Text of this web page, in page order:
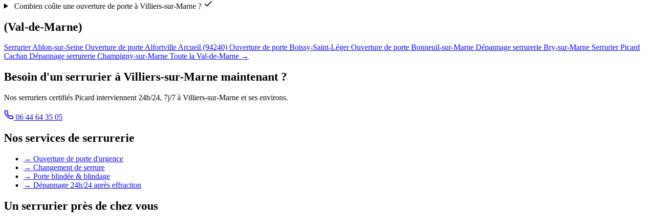
Combien coûte une ouverture de porte à Villiers-sur-Marne ?
(Val-de-Marne)
Serrurier Ablon-sur-Seine Ouverture de porte AlfortvilleArcueil (94240) Ouverture de porte Boissy-Saint-LégerOuverture de porte Bonneuil-sur-Marne Dépannage serrurerie Bry-sur-Marne Serrurier Picard
Cachan Dépannage serrurerie Champigny-sur-Marne Toute la Val-de-Marne →
Besoin d'un serrurier à Villiers-sur-Marne maintenant ?
Nos serruriers certifiés Picard interviennent 24h/24, 7j/7 à Villiers-sur-Marne et ses environs.
06 44 64 35 05
Nos services de serrurerie
→ Ouverture de porte d'urgence
→ Changement de serrure
→ Porte blindée & blindage
→ Dépannage 24h/24 après effraction
Un serrurier près de chez vous